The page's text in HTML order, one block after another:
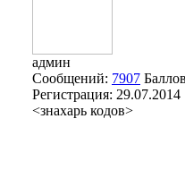
админ
Сообщений: 7907
Регистрация: 29.07.2014
<знахарь кодов>